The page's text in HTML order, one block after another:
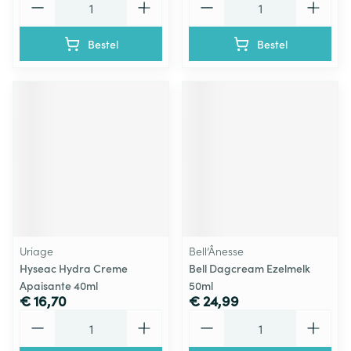
Bestel Bestel
Uriage
Hyseac Hydra Creme
Apaisante 40ml
€ 16,70
Bell’Ânesse
Bell Dagcream Ezelmelk
50ml
€ 24,99